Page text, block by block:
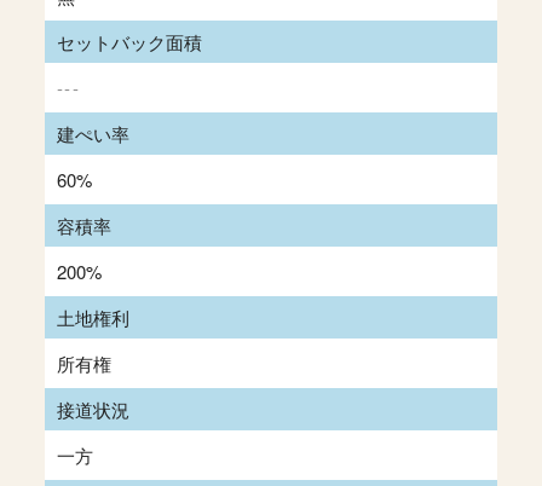
セットバック面積
---
建ぺい率
60%
容積率
200%
土地権利
所有権
接道状況
一方